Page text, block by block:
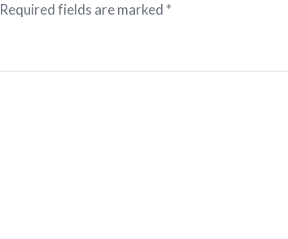
Required fields are marked *